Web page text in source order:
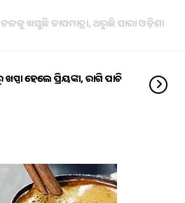
ତଳକୁ ଖସୁଛି ତାପମାତ୍ରା, ଥରୁଛି ସାରା ଓଡ଼ିଶା
ଖପ୍ପା ହେଲେ ପ୍ରିୟଙ୍କା, ରାଗି ପାଚି